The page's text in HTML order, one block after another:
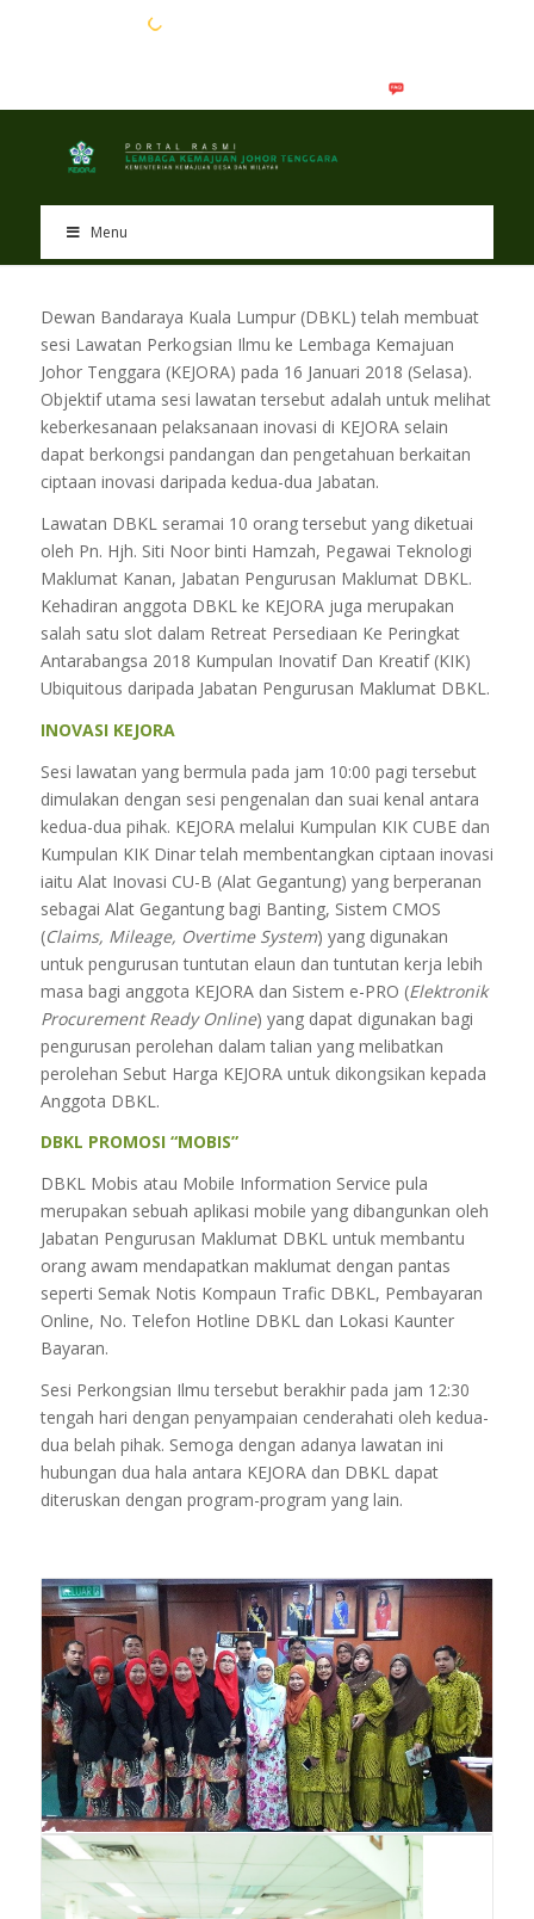
Menu
Dewan Bandaraya Kuala Lumpur (DBKL) telah membuat
sesi Lawatan Perkogsian Ilmu ke Lembaga Kemajuan
Johor Tenggara (KEJORA) pada 16 Januari 2018 (Selasa).
Objektif utama sesi lawatan tersebut adalah untuk melihat
keberkesanaan pelaksanaan inovasi di KEJORA selain
dapat berkongsi pandangan dan pengetahuan berkaitan
ciptaan inovasi daripada kedua-dua Jabatan.
Lawatan DBKL seramai 10 orang tersebut yang diketuai
oleh Pn. Hjh. Siti Noor binti Hamzah, Pegawai Teknologi
Maklumat Kanan, Jabatan Pengurusan Maklumat DBKL.
Kehadiran anggota DBKL ke KEJORA juga merupakan
salah satu slot dalam Retreat Persediaan Ke Peringkat
Antarabangsa 2018 Kumpulan Inovatif Dan Kreatif (KIK)
Ubiquitous daripada Jabatan Pengurusan Maklumat DBKL.
INOVASI KEJORA
Sesi lawatan yang bermula pada jam 10:00 pagi tersebut
dimulakan dengan sesi pengenalan dan suai kenal antara
kedua-dua pihak. KEJORA melalui Kumpulan KIK CUBE dan
Kumpulan KIK Dinar telah membentangkan ciptaan inovasi
iaitu Alat Inovasi CU-B (Alat Gegantung) yang berperanan
sebagai Alat Gegantung bagi Banting, Sistem CMOS
(Claims, Mileage, Overtime System) yang digunakan
untuk pengurusan tuntutan elaun dan tuntutan kerja lebih
masa bagi anggota KEJORA dan Sistem e-PRO (Elektronik
Procurement Ready Online) yang dapat digunakan bagi
pengurusan perolehan dalam talian yang melibatkan
perolehan Sebut Harga KEJORA untuk dikongsikan kepada
Anggota DBKL.
DBKL PROMOSI “MOBIS”
DBKL Mobis atau Mobile Information Service pula
merupakan sebuah aplikasi mobile yang dibangunkan oleh
Jabatan Pengurusan Maklumat DBKL untuk membantu
orang awam mendapatkan maklumat dengan pantas
seperti Semak Notis Kompaun Trafic DBKL, Pembayaran
Online, No. Telefon Hotline DBKL dan Lokasi Kaunter
Bayaran.
Sesi Perkongsian Ilmu tersebut berakhir pada jam 12:30
tengah hari dengan penyampaian cenderahati oleh kedua-
dua belah pihak. Semoga dengan adanya lawatan ini
hubungan dua hala antara KEJORA dan DBKL dapat
diteruskan dengan program-program yang lain.